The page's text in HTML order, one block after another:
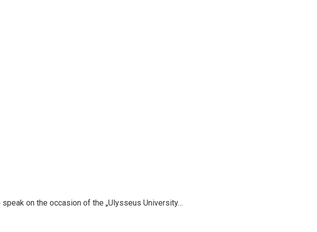
on the occasion of the „Ulysseus University…